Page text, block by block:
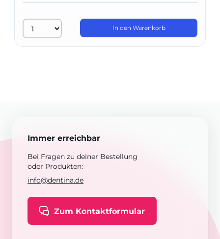
In den Warenkorb
Immer erreichbar
Bei Fragen zu deiner Bestellung
oder Produkten:
info@dentina.de
Zum Kontaktformular